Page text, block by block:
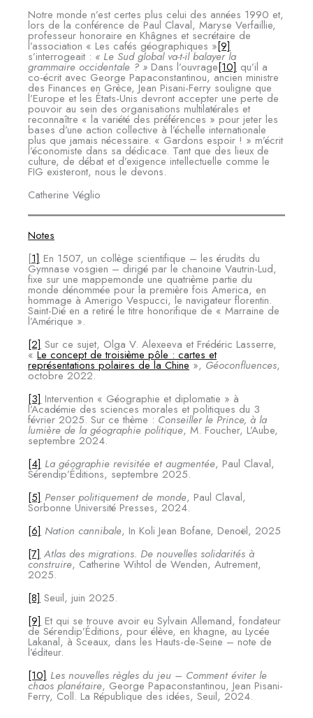
Notre monde n’est certes plus celui des années 1990 et,
lors de la conférence de Paul Claval, Maryse Verfaillie,
professeur honoraire en Khâgnes et secrétaire de
l’association « Les cafés géographiques »[9]
s’interrogeait : « Le Sud global va-t-il balayer la
grammaire occidentale ? » Dans l’ouvrage[10] qu’il a
co-écrit avec George Papaconstantinou, ancien ministre
des Finances en Grèce, Jean Pisani-Ferry souligne que
l’Europe et les États-Unis devront accepter une perte de
pouvoir au sein des organisations multilatérales et
reconnaître « la variété des préférences » pour jeter les
bases d’une action collective à l’échelle internationale
plus que jamais nécessaire. « Gardons espoir ! » m’écrit
l’économiste dans sa dédicace. Tant que des lieux de
culture, de débat et d’exigence intellectuelle comme le
FIG existeront, nous le devons.
Catherine Véglio
Notes
[1] En 1507, un collège scientifique – les érudits du
Gymnase vosgien – dirigé par le chanoine Vautrin-Lud,
fixe sur une mappemonde une quatrième partie du
monde dénommée pour la première fois America, en
hommage à Amerigo Vespucci, le navigateur florentin.
Saint-Dié en a retiré le titre honorifique de « Marraine de
l’Amérique ».
[2] Sur ce sujet, Olga V. Alexeeva et Frédéric Lasserre,
« Le concept de troisième pôle : cartes et
représentations polaires de la Chine », Géoconfluences,
octobre 2022.
[3] Intervention « Géographie et diplomatie » à
l’Académie des sciences morales et politiques du 3
février 2025. Sur ce thème : Conseiller le Prince, à la
lumière de la géographie politique, M. Foucher, L’Aube,
septembre 2024.
[4] La géographie revisitée et augmentée, Paul Claval,
Sérendip’Éditions, septembre 2025.
[5] Penser politiquement de monde, Paul Claval,
Sorbonne Université Presses, 2024.
[6] Nation cannibale, In Koli Jean Bofane, Denoël, 2025
[7] Atlas des migrations. De nouvelles solidarités à
construire, Catherine Wihtol de Wenden, Autrement,
2025.
[8] Seuil, juin 2025.
[9] Et qui se trouve avoir eu Sylvain Allemand, fondateur
de Sérendip’Éditions, pour élève, en khagne, au Lycée
Lakanal, à Sceaux, dans les Hauts-de-Seine – note de
l’éditeur.
[10] Les nouvelles règles du jeu – Comment éviter le
chaos planétaire, George Papaconstantinou, Jean Pisani-
Ferry, Coll. La République des idées, Seuil, 2024.